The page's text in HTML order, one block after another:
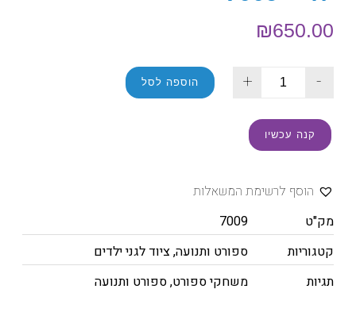
₪650.00
-
+ הוספה לסל
קנה עכשיו
הוסף לרשימת המשאלות
מק"ט
7009
קטגוריות
ספורט ותנועה,ציוד לגני ילדים
תגיות
משחקי ספורט,ספורט ותנועה